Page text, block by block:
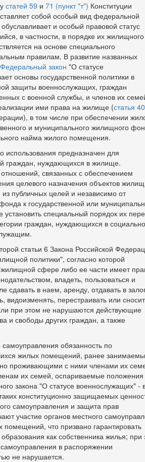
статей 59 и 71 (пункт "т") Конституции
собой особый вид федеральной
и особый правовой статус
в частности, в порядке их жилищного
на основе специального
правилам. В развитие названных
Федеральный закон "О статусе
основы государственной политики в
защиты военнослужащих, граждан
с военной службы, и членов их
ими права на жилище (статья 40
в том числе при обеспечении
и муниципального жилищного
найма жилого помещения.
предназначен для
граждан, нуждающихся в жилище.
связанных с обеспечением
целевого назначения объектов
публичных целей и независимо от
к государственной или
специальный порядок их
граждан, нуждающихся в
статьи 6 Закона Российской
политики", согласно которой
сфере либо ее части имеет
владеть, пользоваться и
сдавать в наем, аренду, отдавать в
видоизменять, перестраивать или
при этом не нарушаются действующие
свободы других граждан, а также
обязанность по
жилых помещений, ранее
проживающими с ними членами их
их семей, оспариваемые положения
закона "О статусе военнослужащих" -
конституционно защищаемых
самоуправления и защита прав
участие органов местного
помещений, что призвано гарантировать
как собственника жилья; при
в распоряжении
не нарушается.